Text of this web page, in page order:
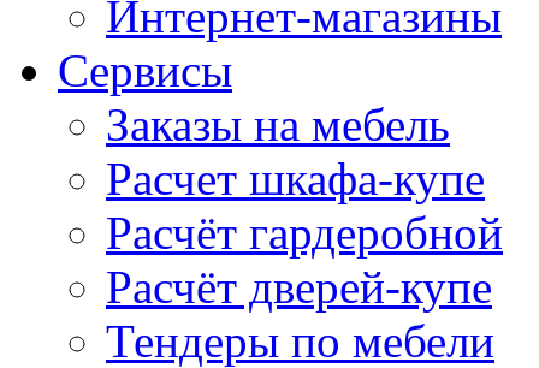
Интернет-магазины
Сервисы
Заказы на мебель
Расчет шкафа-купе
Расчёт гардеробной
Расчёт дверей-купе
Тендеры по мебели